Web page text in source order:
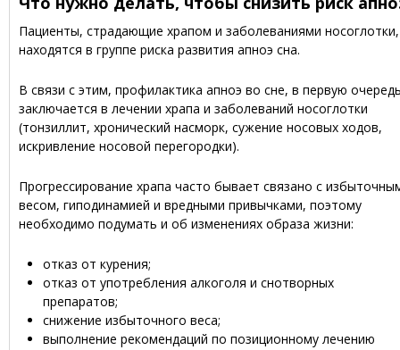
Пациенты, страдающие храпом и заболеваниями носоглотки,
находятся в группе риска развития апноэ сна.
В связи с этим, профилактика апноэ во сне, в первую
заключается в лечении храпа и заболеваний носоглотки
(тонзиллит, хронический насморк, сужение носовых ходов,
искривление носовой перегородки).
Прогрессирование храпа часто бывает связано с
весом, гиподинамией и вредными привычками, поэтому
необходимо подумать и об изменениях образа жизни:
отказ от курения;
отказ от употребления алкоголя и снотворных
препаратов;
снижение избыточного веса;
выполнение рекомендаций по позиционному лечению